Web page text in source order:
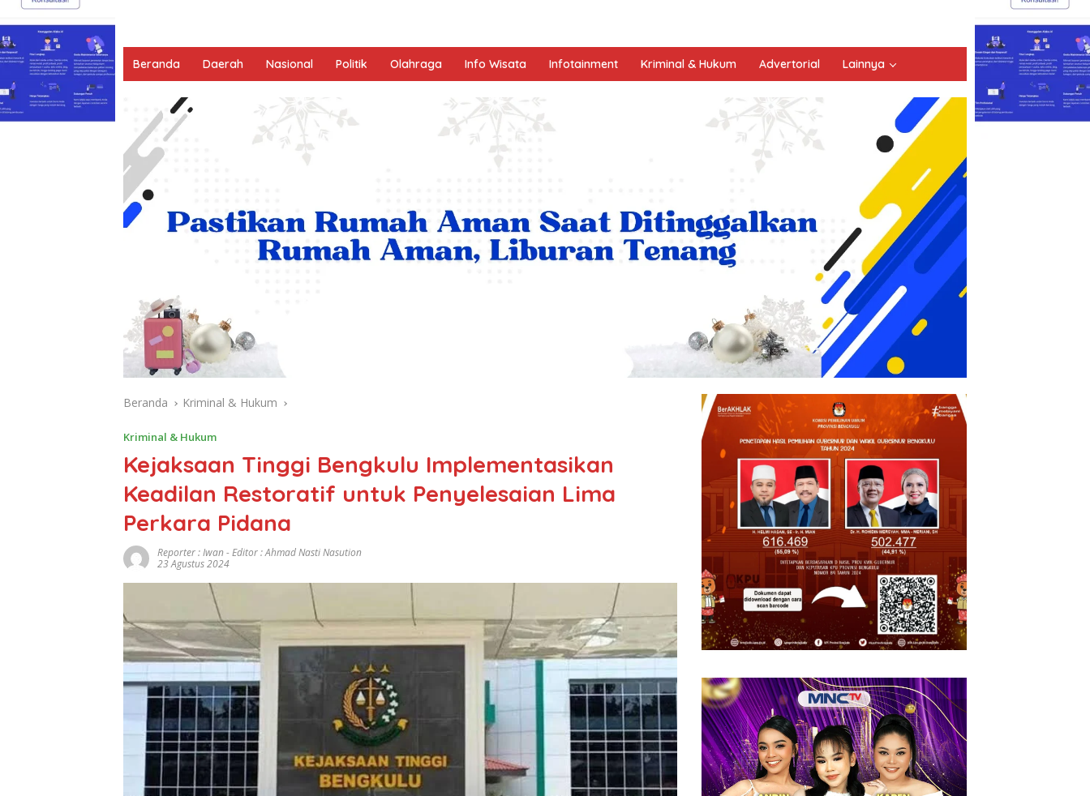
Beranda Daerah Nasional Politik Olahraga Info Wisata Infotainment Kriminal & Hukum Advertorial Lainnya
Beranda Kriminal & Hukum
Kriminal & Hukum
Kejaksaan Tinggi Bengkulu Implementasikan
Keadilan Restoratif untuk Penyelesaian Lima
Perkara Pidana
Reporter : Iwan - Editor : Ahmad Nasti Nasution
23 Agustus 2024